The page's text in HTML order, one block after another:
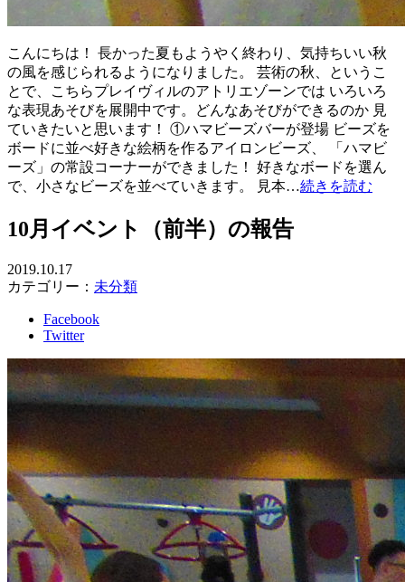
こんにちは！ 長かった夏もようやく終わり、気持ちいい秋
の風を感じられるようになりました。 芸術の秋、というこ
とで、こちらプレイヴィルのアトリエゾーンでは いろいろ
な表現あそびを展開中です。どんなあそびができるのか 見
ていきたいと思います！ ①ハマビーズバーが登場 ビーズを
ボードに並べ好きな絵柄を作るアイロンビーズ、 「ハマビ
ーズ」の常設コーナーができました！ 好きなボードを選ん
で、小さなビーズを並べていきます。 見本…続きを読む
10月イベント（前半）の報告
2019.10.17
カテゴリー： 未分類
Facebook
Twitter